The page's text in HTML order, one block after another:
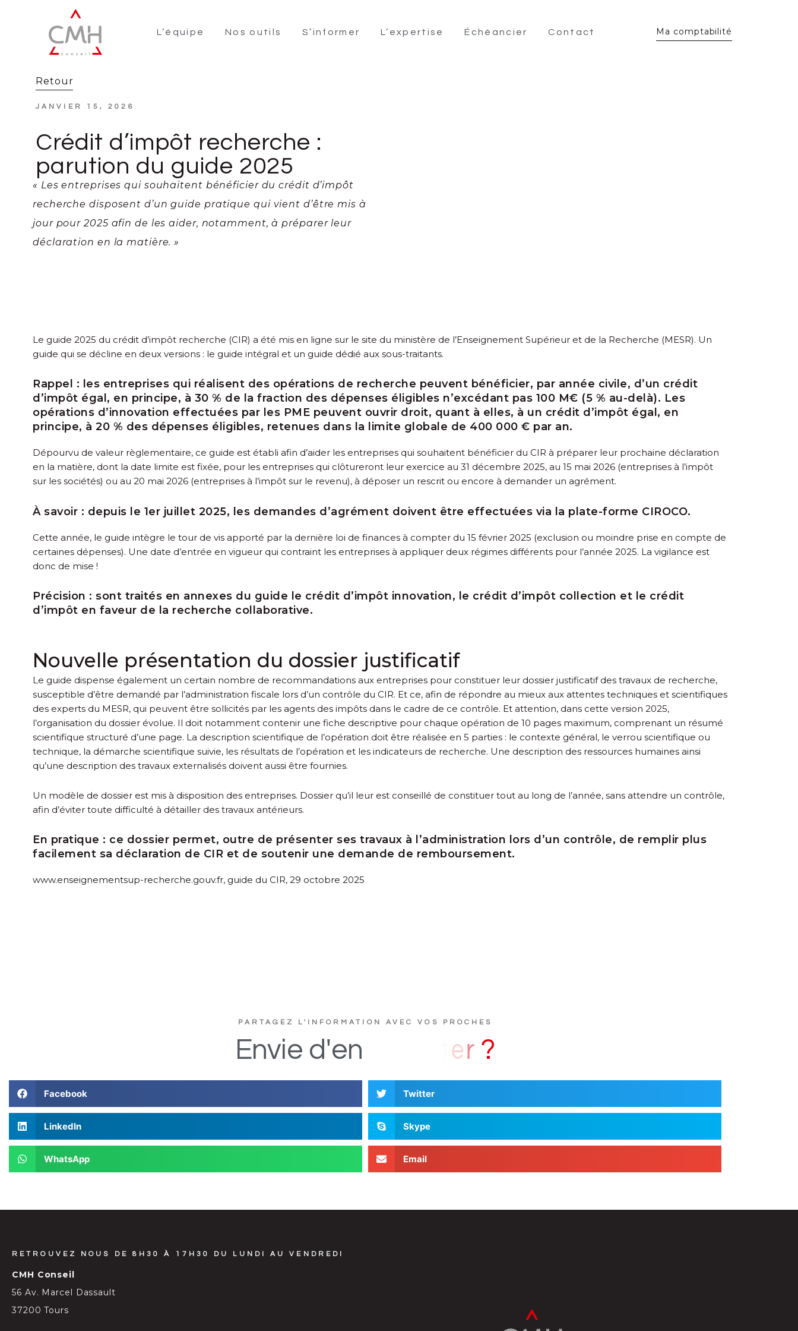
L’équipe Nos outils S’informer L’expertise Échéancier Contact Ma comptabilité
Retour
JANVIER 15, 2026
Crédit d’impôt recherche :
parution du guide 2025
« Les entreprises qui souhaitent bénéficier du crédit d’impôt
recherche disposent d’un guide pratique qui vient d’être mis à
jour pour 2025 afin de les aider, notamment, à préparer leur
déclaration en la matière. »
Le guide 2025 du crédit d’impôt recherche (CIR) a été mis en ligne sur le site du ministère de l’Enseignement Supérieur et de la Recherche (MESR). Un
guide qui se décline en deux versions : le guide intégral et un guide dédié aux sous-traitants.
Rappel : les entreprises qui réalisent des opérations de recherche peuvent bénéficier, par année civile, d’un crédit
d’impôt égal, en principe, à 30 % de la fraction des dépenses éligibles n’excédant pas 100 M€ (5 % au-delà). Les
opérations d’innovation effectuées par les PME peuvent ouvrir droit, quant à elles, à un crédit d’impôt égal, en
principe, à 20 % des dépenses éligibles, retenues dans la limite globale de 400 000 € par an.
Dépourvu de valeur règlementaire, ce guide est établi afin d’aider les entreprises qui souhaitent bénéficier du CIR à préparer leur prochaine déclaration
en la matière, dont la date limite est fixée, pour les entreprises qui clôtureront leur exercice au 31 décembre 2025, au 15 mai 2026 (entreprises à l’impôt
sur les sociétés) ou au 20 mai 2026 (entreprises à l’impôt sur le revenu), à déposer un rescrit ou encore à demander un agrément.
À savoir : depuis le 1er juillet 2025, les demandes d’agrément doivent être effectuées via la plate-forme CIROCO.
Cette année, le guide intègre le tour de vis apporté par la dernière loi de finances à compter du 15 février 2025 (exclusion ou moindre prise en compte de
certaines dépenses). Une date d’entrée en vigueur qui contraint les entreprises à appliquer deux régimes différents pour l’année 2025. La vigilance est
donc de mise !
Précision : sont traités en annexes du guide le crédit d’impôt innovation, le crédit d’impôt collection et le crédit
d’impôt en faveur de la recherche collaborative.
Nouvelle présentation du dossier justificatif
Le guide dispense également un certain nombre de recommandations aux entreprises pour constituer leur dossier justificatif des travaux de recherche,
susceptible d’être demandé par l’administration fiscale lors d’un contrôle du CIR. Et ce, afin de répondre au mieux aux attentes techniques et scientifiques
des experts du MESR, qui peuvent être sollicités par les agents des impôts dans le cadre de ce contrôle. Et attention, dans cette version 2025,
l’organisation du dossier évolue. Il doit notamment contenir une fiche descriptive pour chaque opération de 10 pages maximum, comprenant un résumé
scientifique structuré d’une page. La description scientifique de l’opération doit être réalisée en 5 parties : le contexte général, le verrou scientifique ou
technique, la démarche scientifique suivie, les résultats de l’opération et les indicateurs de recherche. Une description des ressources humaines ainsi
qu’une description des travaux externalisés doivent aussi être fournies.
Un modèle de dossier est mis à disposition des entreprises. Dossier qu’il leur est conseillé de constituer tout au long de l’année, sans attendre un contrôle,
afin d’éviter toute difficulté à détailler des travaux antérieurs.
En pratique : ce dossier permet, outre de présenter ses travaux à l’administration lors d’un contrôle, de remplir plus
facilement sa déclaration de CIR et de soutenir une demande de remboursement.
www.enseignementsup-recherche.gouv.fr, guide du CIR, 29 octobre 2025
PARTAGEZ L'INFORMATION AVEC VOS PROCHES
Envie d'en
Facebook Twitter
LinkedIn Skype
WhatsApp Email
RETROUVEZ NOUS DE 8H30 À 17H30 DU LUNDI AU VENDREDI
CMH Conseil
56 Av. Marcel Dassault
37200 Tours